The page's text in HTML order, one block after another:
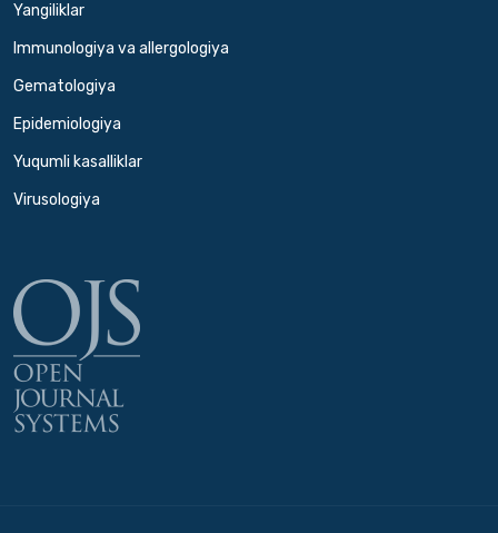
Yangiliklar
Immunologiya va allergologiya
Gematologiya
Epidemiologiya
Yuqumli kasalliklar
Virusologiya